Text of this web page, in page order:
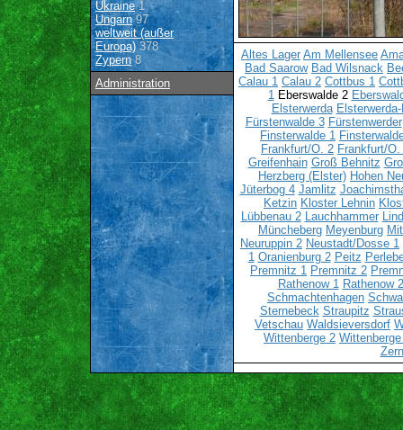
Ukraine1
Ungarn97
weltweit (außer
Europa)378
Zypern8
Administration
Altes Lager Am Mellensee
Bad Saarow Bad Wilsnack
Calau 1 Calau 2 Cottbus 1
1Eberswalde 2
Elsterwerda
Fürstenwalde 3 Fürstenwerder
Finsterwalde 1
Frankfurt/O. 2 Frankfurt/O.
Greifenhain Groß Behnitz
Herzberg (Elster) Hohen
Jüterbog 4 Jamlitz
Ketzin Kloster Lehnin
Lübbenau 2 Lauchhammer
Müncheberg Meyenburg
Neuruppin 2 Neustadt/Dosse 1
1 Oranienburg 2 Peitz
Premnitz 1 Premnitz 2
Rathenow 1 Rathenow 2
Schmachtenhagen
Sternebeck Straupitz
Vetschau Waldsieversdorf
Wittenberge 2